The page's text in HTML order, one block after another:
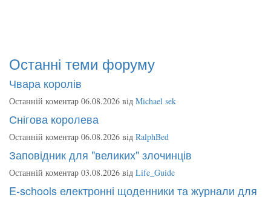
Останні теми форуму
Чвара королів
Останній коментар 06.08.2026 від Michael sek
Снігова королева
Останній коментар 06.08.2026 від RalphBed
Заповідник для "великих" злочинців
Останній коментар 03.08.2026 від Life_Guide
E-schools електронні щоденники та журнали для